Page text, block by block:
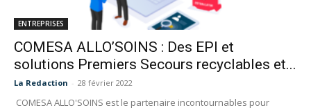
ENTREPRISES
COMESA ALLO’SOINS : Des EPI et
solutions Premiers Secours recyclables et...
La Redaction - 28 février 2022
COMESA ALLO'SOINS est le partenaire incontournables pour